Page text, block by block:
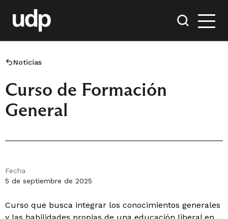
Noticias
Curso de Formación
General
Fecha
5 de septiembre de 2025
Curso que busca integrar los conocimientos generales